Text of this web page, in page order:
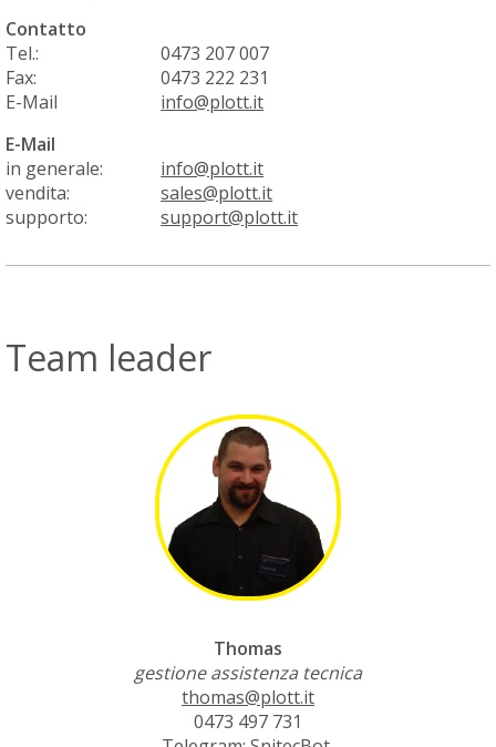
Contatto
Tel.:
0473 207 007
Fax:
0473 222 231
E-Mail
info@plott.it
E-Mail
in generale:
info@plott.it
vendita:
sales@plott.it
supporto:
support@plott.it
Team leader
Thomas
gestione assistenza tecnica
thomas@plott.it
0473 497 731